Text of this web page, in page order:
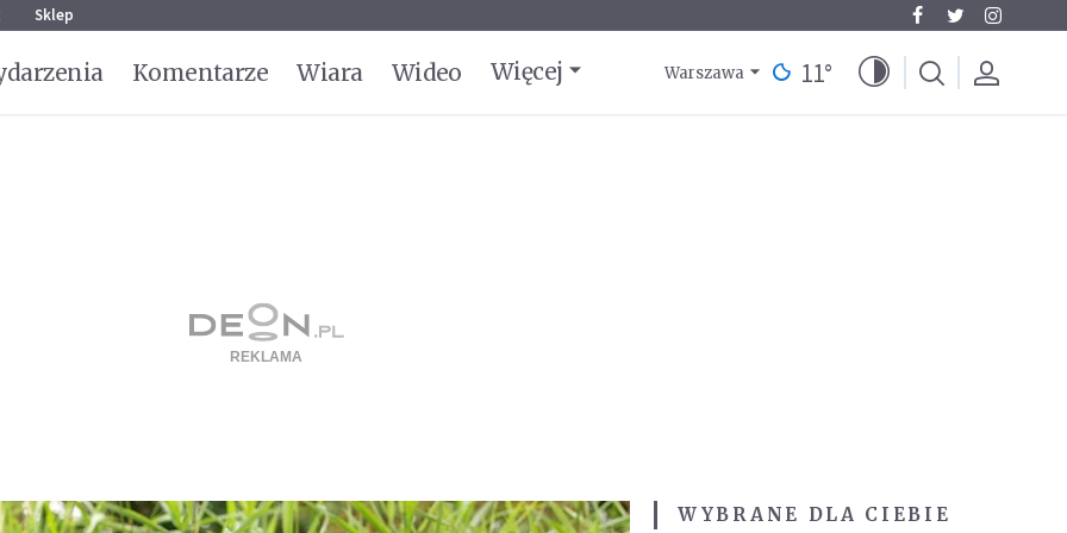
Sklep
Komentarze Wiara Wideo Więcej Warszawa 11°
WYBRANE DLA CIEBIE